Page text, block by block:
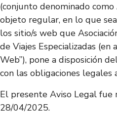
(conjunto denominado
objeto regular, en lo que
los sitio/s web que
de Viajes Especializadas (en
Web”), pone a disposición
con las obligaciones legales
El presente Aviso Legal fue
28/04/2025.